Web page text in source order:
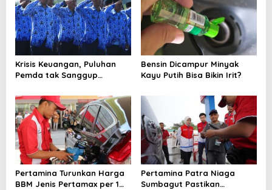
Krisis Keuangan, Puluhan
Pemda tak Sanggup
Bensin Dicampur Minyak
Kayu Putih Bisa Bikin Irit?
Pertamina Turunkan Harga
BBM Jenis Pertamax per 1
Pertamina Patra Niaga
Sumbagut Pastikan